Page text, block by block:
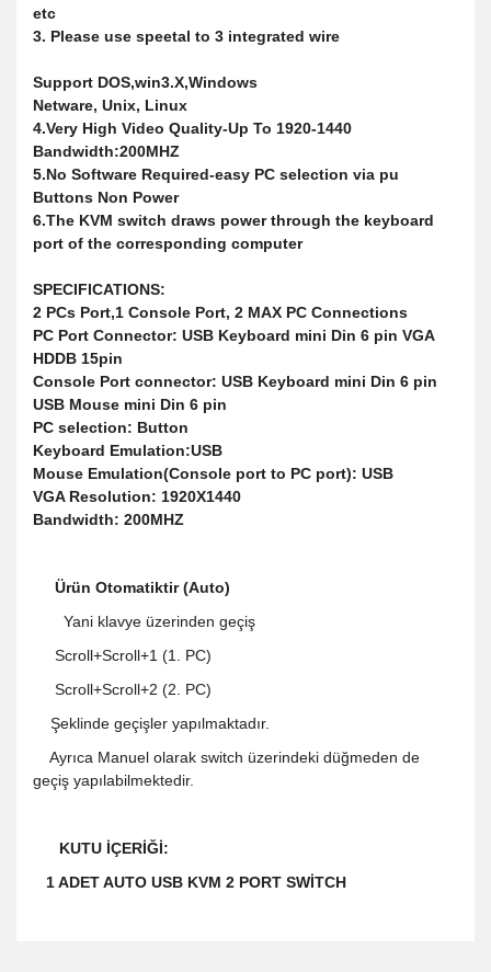
etc
3. Please use speetal to 3 integrated wire
Support DOS,win3.X,Windows
Netware, Unix, Linux
4.Very High Video Quality-Up To 1920-1440
Bandwidth:200MHZ
5.No Software Required-easy PC selection via pu
Buttons Non Power
6.The KVM switch draws power through the keyboard
port of the corresponding computer
SPECIFICATIONS:
2 PCs Port,1 Console Port, 2 MAX PC Connections
PC Port Connector: USB Keyboard mini Din 6 pin VGA
HDDB 15pin
Console Port connector: USB Keyboard mini Din 6 pin
USB Mouse mini Din 6 pin
PC selection: Button
Keyboard Emulation:USB
Mouse Emulation(Console port to PC port): USB
VGA Resolution: 1920X1440
Bandwidth: 200MHZ
Ürün Otomatiktir (Auto)
Yani klavye üzerinden geçiş
Scroll+Scroll+1 (1. PC)
Scroll+Scroll+2 (2. PC)
Şeklinde geçişler yapılmaktadır.
Ayrıca Manuel olarak switch üzerindeki düğmeden de
geçiş yapılabilmektedir.
KUTU İÇERİĞİ:
1 ADET AUTO USB KVM 2 PORT SWİTCH